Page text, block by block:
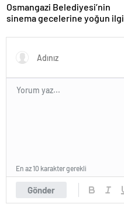
Osmangazi Belediyesi’nin
sinema gecelerine yoğun ilgi
Gönder
En az 10 karakter gerekli